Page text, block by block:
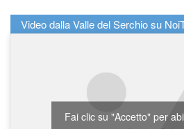
Video dalla Valle del Serchio su
Fai clic su "Accetto" per